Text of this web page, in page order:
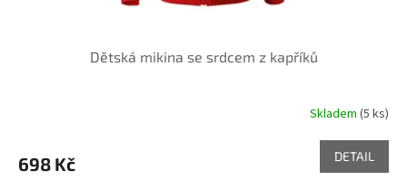
Dětská mikina se srdcem z kapříků
Skladem (5 ks)
698 Kč DETAIL